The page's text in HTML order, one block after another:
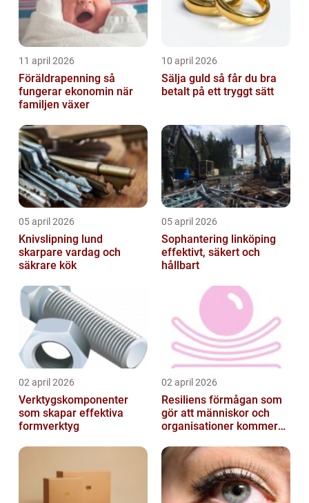
11 april 2026
Föräldrapenning så
fungerar ekonomin när
familjen växer
10 april 2026
Sälja guld så får du bra
betalt på ett tryggt sätt
05 april 2026
Knivslipning lund
skarpare vardag och
säkrare kök
05 april 2026
Sophantering linköping
effektivt, säkert och
hållbart
02 april 2026
Verktygskomponenter
som skapar effektiva
formverktyg
02 april 2026
Resiliens förmågan som
gör att människor och
organisationer kommer